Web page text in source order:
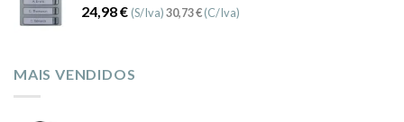
24,98€ (S/Iva)30,73€(C/Iva)
MAIS VENDIDOS